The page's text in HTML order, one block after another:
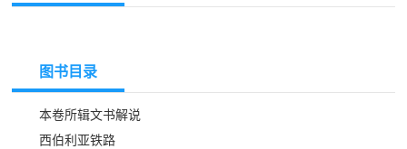
图书目录
本卷所辑文书解说
西伯利亚铁路